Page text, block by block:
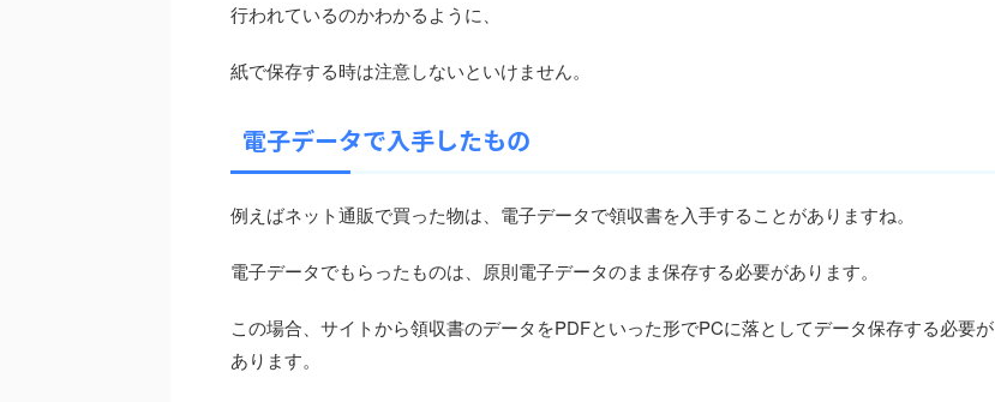
行われているのかわかるように、
紙で保存する時は注意しないといけません。
電子データで入手したもの
例えばネット通販で買った物は、電子データで領収書を入手することがありますね。
電子データでもらったものは、原則電子データのまま保存する必要があります。
この場合、サイトから領収書のデータをPDFといった形でPCに落としてデータ保存する必要が
あります。